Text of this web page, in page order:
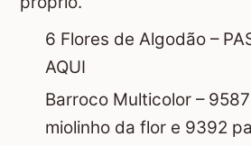
6 Flores de Algodão –
AQUI
Barroco Multicolor –
miolinho da flor e 9392